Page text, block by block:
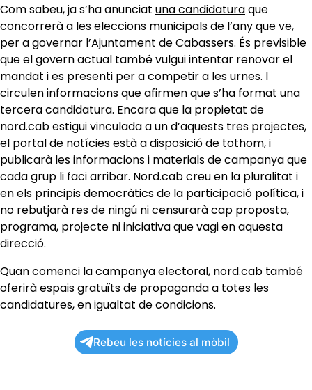
Com sabeu, ja s’ha anunciat una candidaturaque
concorrerà a les eleccions municipals de l’any que ve,
per a governar l’Ajuntament de Cabassers. És previsible
que el govern actual també vulgui intentar renovar el
mandat i es presenti per a competir a les urnes. I
circulen informacions que afirmen que s’ha format una
tercera candidatura. Encara que la propietat de
nord.cab estigui vinculada a un d’aquests tres projectes,
el portal de notícies està a disposició de tothom, i
publicarà les informacions i materials de campanya que
cada grup li faci arribar. Nord.cab creu en la pluralitat i
en els principis democràtics de la participació política, i
no rebutjarà res de ningú ni censurarà cap proposta,
programa, projecte ni iniciativa que vagi en aquesta
direcció.
Quan comenci la campanya electoral, nord.cab també
oferirà espais gratuïts de propaganda a totes les
candidatures, en igualtat de condicions.
Rebeu les notícies al mòbil